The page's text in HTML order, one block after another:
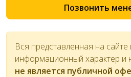
Позвонить
Вся представленная на
информационный характер и
не является публичной